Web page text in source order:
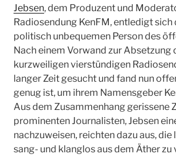
Jebsen, dem Produzent und
Radiosendung KenFM, entledigt
politisch unbequemen Person des
Nach einem Vorwand zur
kurzweiligen vierstündigen
langer Zeit gesucht und fand nun
genug ist, um ihrem Namensgeber
Aus dem Zusammenhang gerissene
prominenten Journalisten, Jebsen
nachzuweisen, reichten dazu aus,
sang- und klanglos aus dem Äther zu